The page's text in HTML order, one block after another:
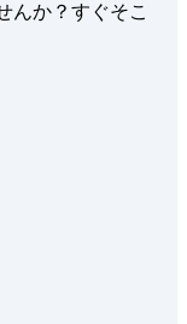
んか？すぐそこ